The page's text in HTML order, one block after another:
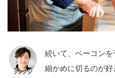
続いて、ベーコン
細かめに切るのが